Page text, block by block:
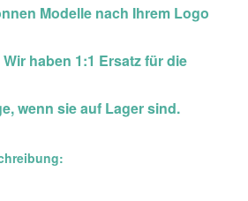
Modelle nach Ihrem Logo
haben 1:1 Ersatz für die
wenn sie auf Lager sind.